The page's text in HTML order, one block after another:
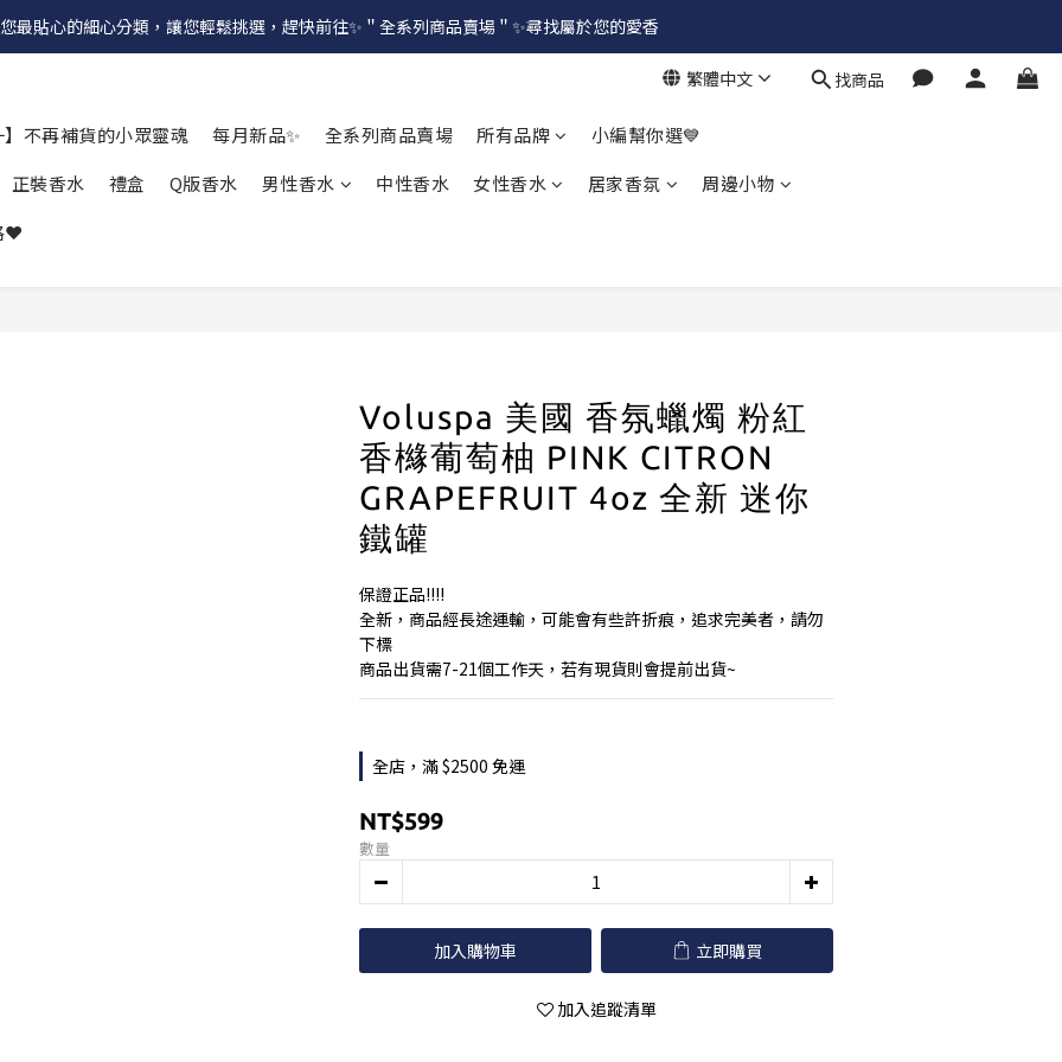
最貼心的細心分類，讓您輕鬆挑選，趕快前往✨＂全系列商品賣場＂✨尋找屬於您的愛香
繁體中文 找商品
不再補貨的小眾靈魂 每月新品✨ 全系列商品賣場 所有品牌
小編幫你選💙
正裝香水
禮盒 Q版香水 男性香水 中性香水 女性香水 居家香氛
周邊小物
❤️
Voluspa 美國 香氛蠟燭 粉紅
香櫞葡萄柚 PINK CITRON
GRAPEFRUIT 4oz 全新 迷你
鐵罐
保證正品!!!!
全新，商品經長途運輸，可能會有些許折痕，追求完美者，請勿
下標
商品出貨需7-21個工作天，若有現貨則會提前出貨~
全店，滿 $2500 免運
NT$599
數量
加入購物車 立即購買
加入追蹤清單